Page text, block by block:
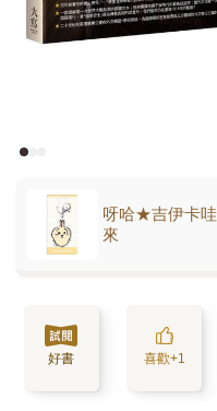
呀哈★吉伊卡
來
好書 喜歡+1